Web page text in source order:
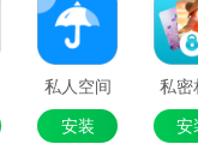
纸，专业设备和
私人空间
安装
私密
安